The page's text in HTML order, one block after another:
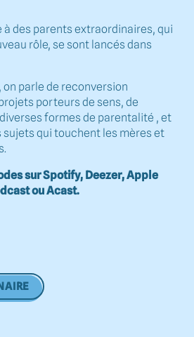
à des parents extraordinaires, qui
rôle, se sont lancés dans
parle de reconversion
porteurs de sens, de
formes de parentalité , et
qui touchent les mères et
sur Spotify, Deezer, Apple
ou Acast.